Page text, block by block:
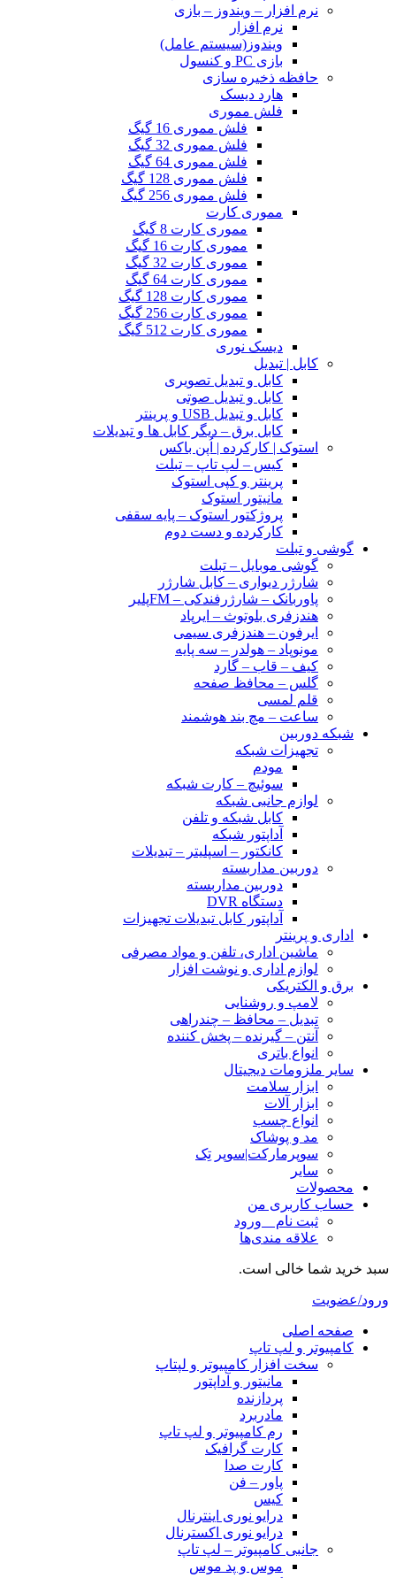
نرم افزار – ویندوز – بازی
نرم افزار
ویندوز(سیستم عامل)
بازی PC و کنسول
حافظه ذخیره سازی
هارد دیسک
فلش مموری
فلش مموری 16 گیگ
فلش مموری 32 گیگ
فلش مموری 64 گیگ
فلش مموری 128 گیگ
فلش مموری 256 گیگ
مموری کارت
مموری کارت 8 گیگ
مموری کارت 16 گیگ
مموری کارت 32 گیگ
مموری کارت 64 گیگ
مموری کارت 128 گیگ
مموری کارت 256 گیگ
مموری کارت 512 گیگ
دیسک نوری
کابل | تبدیل
کابل و تبدیل تصویری
کابل و تبدیل صوتی
کابل و تبدیل USB و پرینتر
کابل برق – دیگر کابل ها و تبدیلات
استوک | کارکرده | اُپن باکس
کیس – لپ تاپ – تبلت
پرینتر و کپی استوک
مانیتور استوک
پروژکتور استوک – پایه سقفی
کارکرده و دست دوم
گوشی و تبلت
گوشی موبایل – تبلت
شارژر دیواری – کابل شارژر
پاوربانک – شارژرفندکی – FMپلیر
هندزفری بلوتوث – ایرپاد
ایرفون – هندزفری سیمی
مونوپاد – هولدر – سه پایه
کیف – قاب – گارد
گلس – محافظ صفحه
قلم لمسی
ساعت – مچ بند هوشمند
شبکه دوربین
تجهیزات شبکه
مودم
سوئیچ – کارت شبکه
لوازم جانبی شبکه
کابل شبکه و تلفن
آداپتور شبکه
کانکتور – اسپلیتر – تبدیلات
دوربین مداربسته
دوربین مداربسته
دستگاه DVR
آداپتور کابل تبدیلات تجهیزات
اداری و پرینتر
ماشین اداری، تلفن و مواد مصرفی
لوازم اداری و نوشت افزار
برق و الکتریکی
لامپ و روشنایی
تبدیل – محافظ – چندراهی
آنتن – گیرنده – پخش کننده
انواع باتری
سایر ملزومات دیجیتال
ابزار سلامت
ابزار آلات
انواع چسب
مد و پوشاک
سوپرمارکت|سوپر تِک
سایر
محصولات
حساب کاربری من
ثبت نام _ ورود
علاقه مندی‌ها
سبد خرید شما خالی است.
ورود/عضویت
صفحه اصلی
کامپیوتر و‌‌‌‌‌ لپ تاپ
سخت افزار کامپیوتر و لپتاپ
مانیتور و آداپتور
پردازنده
مادربرد
رم کامپیوتر و لپ تاپ
کارت گرافیک
کارت صدا
پاور – فن
کیس
درایو نوری اینترنال
درایو نوری اکسترنال
جانبی کامپیوتر – لپ تاپ
موس و پد موس